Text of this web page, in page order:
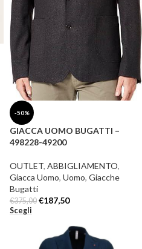
-50%
GIACCA UOMO BUGATTI –
498228-49200
OUTLET, ABBIGLIAMENTO,
Giacca Uomo, Uomo, Giacche
Bugatti
€375,00 €187,50
Scegli